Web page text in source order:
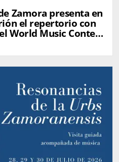
Zamora presenta en
el repertorio con
World Music Contest